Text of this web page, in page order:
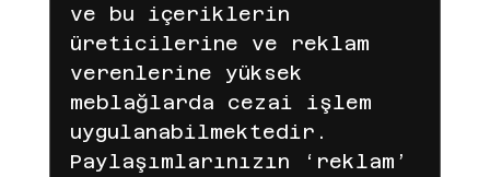
ve bu içeriklerin
üreticilerine ve reklam
verenlerine yüksek
meblağlarda cezai işlem
uygulanabilmektedir.
Paylaşımlarınızın ‘reklam’